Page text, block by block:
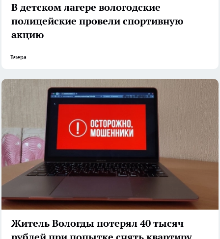
В детском лагере вологодские
полицейские провели спортивную
акцию
Вчера
Житель Вологды потерял 40 тысяч